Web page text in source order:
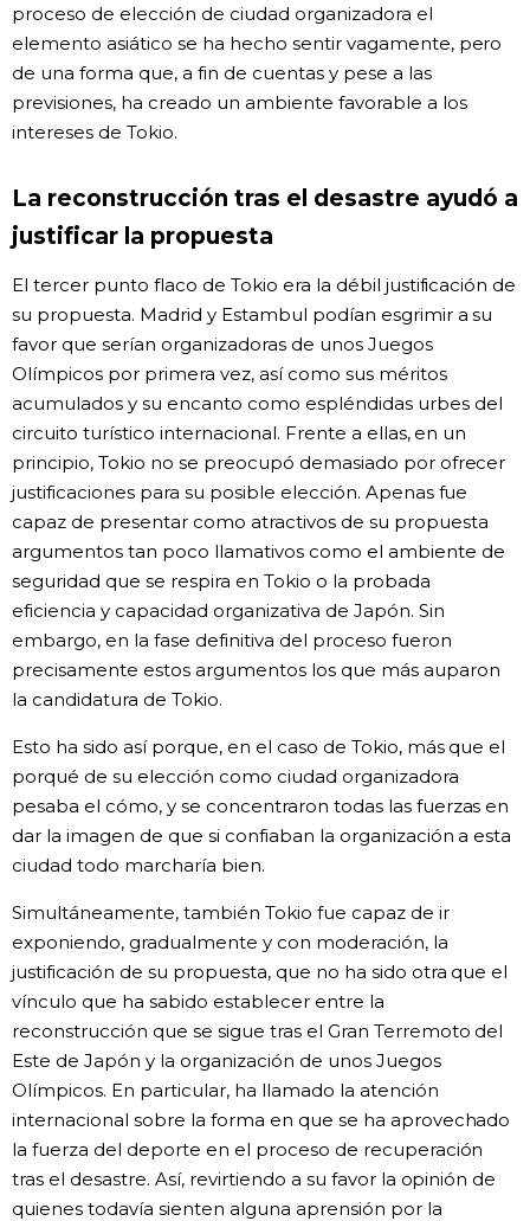
proceso de elección de ciudad organizadora el
elemento asiático se ha hecho sentir vagamente, pero
de una forma que, a fin de cuentas y pese a las
previsiones, ha creado un ambiente favorable a los
intereses de Tokio.
La reconstrucción tras el desastre ayudó a
justificar la propuesta
El tercer punto flaco de Tokio era la débil justificación de
su propuesta. Madrid y Estambul podían esgrimir a su
favor que serían organizadoras de unos Juegos
Olímpicos por primera vez, así como sus méritos
acumulados y su encanto como espléndidas urbes del
circuito turístico internacional. Frente a ellas, en un
principio, Tokio no se preocupó demasiado por ofrecer
justificaciones para su posible elección. Apenas fue
capaz de presentar como atractivos de su propuesta
argumentos tan poco llamativos como el ambiente de
seguridad que se respira en Tokio o la probada
eficiencia y capacidad organizativa de Japón. Sin
embargo, en la fase definitiva del proceso fueron
precisamente estos argumentos los que más auparon
la candidatura de Tokio.
Esto ha sido así porque, en el caso de Tokio, más que el
porqué de su elección como ciudad organizadora
pesaba el cómo, y se concentraron todas las fuerzas en
dar la imagen de que si confiaban la organización a esta
ciudad todo marcharía bien.
Simultáneamente, también Tokio fue capaz de ir
exponiendo, gradualmente y con moderación, la
justificación de su propuesta, que no ha sido otra que el
vínculo que ha sabido establecer entre la
reconstrucción que se sigue tras el Gran Terremoto del
Este de Japón y la organización de unos Juegos
Olímpicos. En particular, ha llamado la atención
internacional sobre la forma en que se ha aprovechado
la fuerza del deporte en el proceso de recuperación
tras el desastre. Así, revirtiendo a su favor la opinión de
quienes todavía sienten alguna aprensión por la